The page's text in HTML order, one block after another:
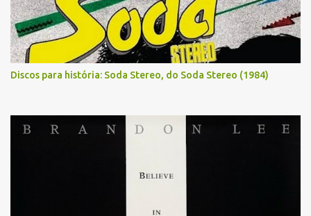
Discos para história: Soda Stereo, do Soda Stereo (1984)